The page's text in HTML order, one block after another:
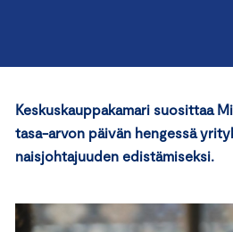
Keskuskauppakamari suosittaa
tasa-arvon päivän hengessä
naisjohtajuuden edistämiseksi.